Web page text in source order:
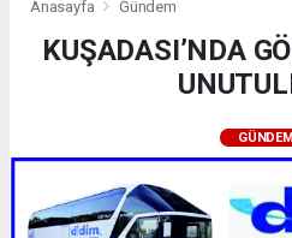
Anasayfa Gündem
KUŞADASI’NDA
GÜNDEM